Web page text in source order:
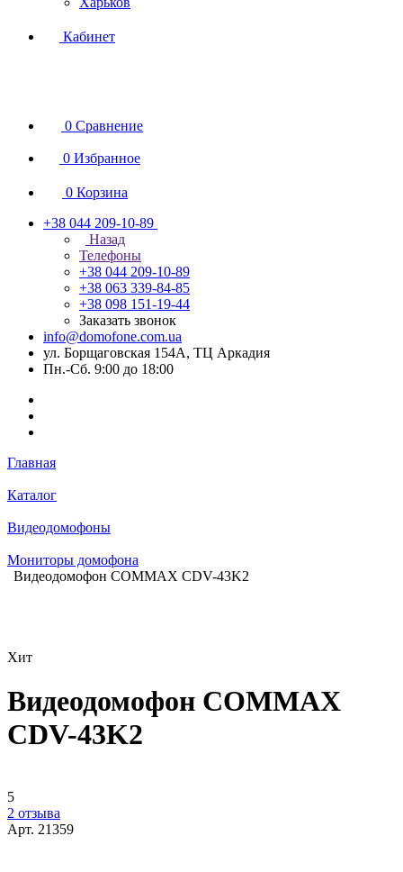
Кабинет
0 Сравнение
0 Избранное
0 Корзина
+38 044 209-10-89
Назад
Телефоны
+38 044 209-10-89
+38 063 339-84-85
+38 098 151-19-44
Заказать звонок
info@domofone.com.ua
ул. Борщаговская 154А, ТЦ Аркадия
Пн.-Сб. 9:00 до 18:00
Главная
Каталог
Видеодомофоны
Мониторы домофона
Видеодомофон COMMAX CDV-43K2
Хит
Видеодомофон COMMAX
CDV-43K2
5
2 отзыва
Арт. 21359